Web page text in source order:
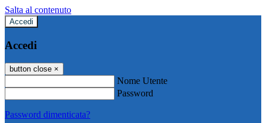
Salta al contenuto
Accedi
Accedi
button close ×
Nome Utente
Password
Password dimenticata?